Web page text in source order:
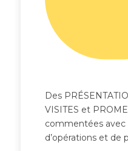
Des
VISITES et
commentées avec
d’opérations et de